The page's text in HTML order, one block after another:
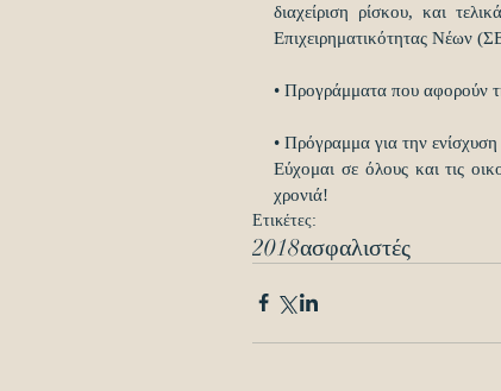
διαχείριση ρίσκου, και
Επιχειρηματικότητας Νέων
• Προγράμματα που αφορούν
• Πρόγραμμα για την ενίσχυση
Εύχομαι σε όλους και τις
χρονιά!
Ετικέτες:
2018ασφαλιστές